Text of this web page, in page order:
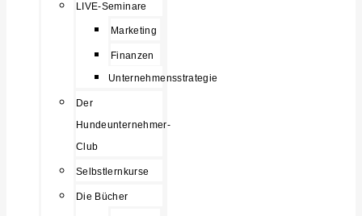
LIVE-Seminare
Marketing
Finanzen
Unternehmensstrategie
Der
Hundeunternehmer-
Club
Selbstlernkurse
Die Bücher